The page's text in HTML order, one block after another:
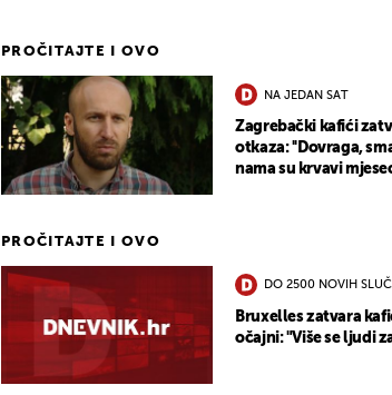
PROČITAJTE I OVO
NA JEDAN SAT
Zagrebački kafići
otkaza: ''Dovraga,
nama su krvavi
PROČITAJTE I OVO
DO 2500 NOVIH
Bruxelles zatvara
očajni: "Više se ljudi